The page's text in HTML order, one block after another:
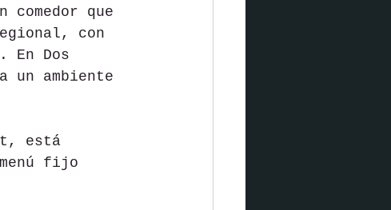
que
con
En Dos
un ambiente
está
fijo